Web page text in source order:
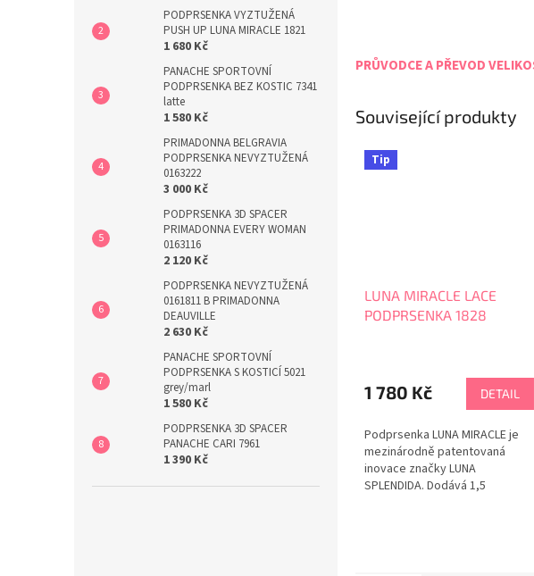
PODPRSENKA VYZTUŽENÁ
PUSH UP LUNA MIRACLE 1821
1 680 Kč
PANACHE SPORTOVNÍ
PODPRSENKA BEZ KOSTIC 7341
latte
1 580 Kč
PRIMADONNA BELGRAVIA
PODPRSENKA NEVYZTUŽENÁ
0163222
3 000 Kč
PODPRSENKA 3D SPACER
PRIMADONNA EVERY WOMAN
0163116
2 120 Kč
PODPRSENKA NEVYZTUŽENÁ
0161811 B PRIMADONNA
DEAUVILLE
2 630 Kč
PANACHE SPORTOVNÍ
PODPRSENKA S KOSTICÍ 5021
grey/marl
1 580 Kč
PODPRSENKA 3D SPACER
PANACHE CARI 7961
1 390 Kč
PRŮVODCE A PŘEVOD
Související produkty
Tip
LUNA MIRACLE LACE
PODPRSENKA 1828
produktu
je
z
5
hvězdiček.
1 780 Kč DETAIL
Podprsenka LUNA MIRACLE je
mezinárodně patentovaná
inovace značky LUNA
SPLENDIDA. Dodává 1,5